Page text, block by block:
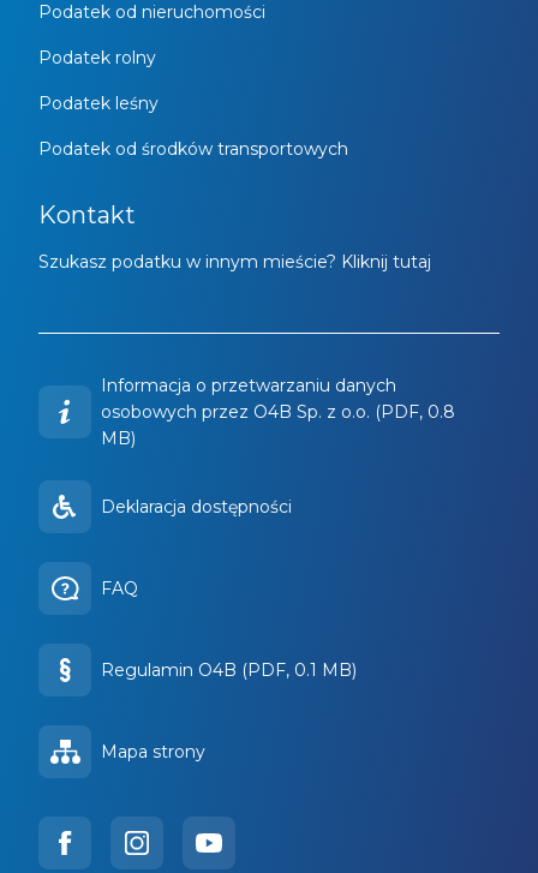
Podatek od nieruchomości
Podatek rolny
Podatek leśny
Podatek od środków transportowych
Kontakt
Szukasz podatku w innym mieście? Kliknij tutaj
Informacja o przetwarzaniu danych
osobowych przez O4B Sp. z o.o. (PDF, 0.8
MB)
Deklaracja dostępności
FAQ
Regulamin O4B (PDF, 0.1 MB)
Mapa strony